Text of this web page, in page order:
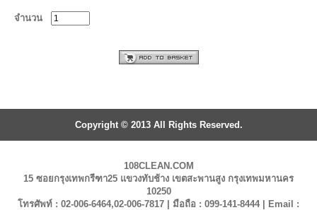
จำนวน
Copyright © 2013 All Rights Reserved.
108CLEAN.COM
15 ซอยกรุงเทพกรีฑา25 แขวงทับช้าง เขตสะพานสูง กรุงเทพมหานคร
10250
โทรศัพท์ : 02-006-6464,02-006-7817 | มือถือ : 099-141-8444 | Email :